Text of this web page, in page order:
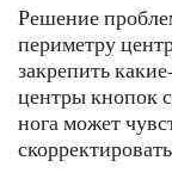
Решение
периметру
закрепить
центры кнопок
нога может